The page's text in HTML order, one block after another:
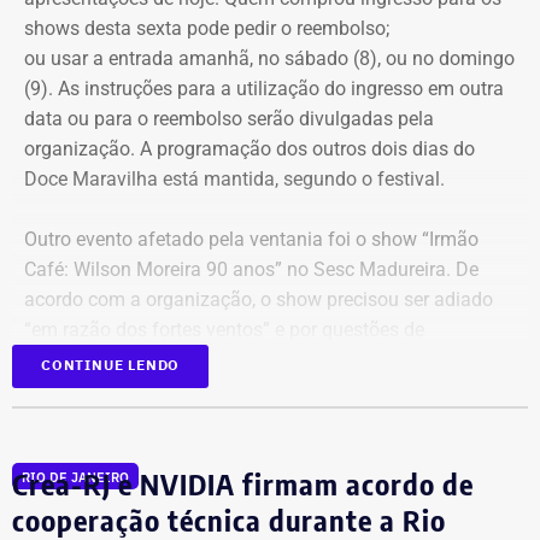
shows desta sexta pode pedir o reembolso;
ou usar a entrada amanhã, no sábado (8), ou no domingo
(9). As instruções para a utilização do ingresso em outra
data ou para o reembolso serão divulgadas pela
organização. A programação dos outros dois dias do
Doce Maravilha está mantida, segundo o festival.
Outro evento afetado pela ventania foi o show “Irmão
Café: Wilson Moreira 90 anos” no Sesc Madureira. De
acordo com a organização, o show precisou ser adiado
segurança do público, da equipe técnica e dos artistas.
Uma nova data ainda será definida e divulgada.
no Teatro Carlos Gomes, na Praça Tiradentes também foi
adiada por causa da previsão de fortes ventos no Rio.
CONTINUE LENDO
RIO DE JANEIRO
Crea-RJ e NVIDIA firmam acordo de
cooperação técnica durante a Rio